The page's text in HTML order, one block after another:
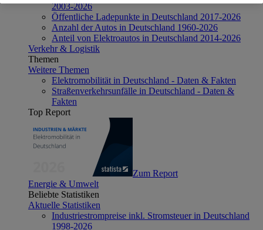
2003-2026
Öffentliche Ladepunkte in Deutschland 2017-2026
Anzahl der Autos in Deutschland 1960-2026
Anteil von Elektroautos in Deutschland 2014-2026
Verkehr & Logistik
Themen
Weitere Themen
Elektromobilität in Deutschland - Daten & Fakten
Straßenverkehrsunfälle in Deutschland - Daten &
Fakten
Top Report
Zum Report
Energie & Umwelt
Beliebte Statistiken
Aktuelle Statistiken
Industriestrompreise inkl. Stromsteuer in Deutschland
1998-2026